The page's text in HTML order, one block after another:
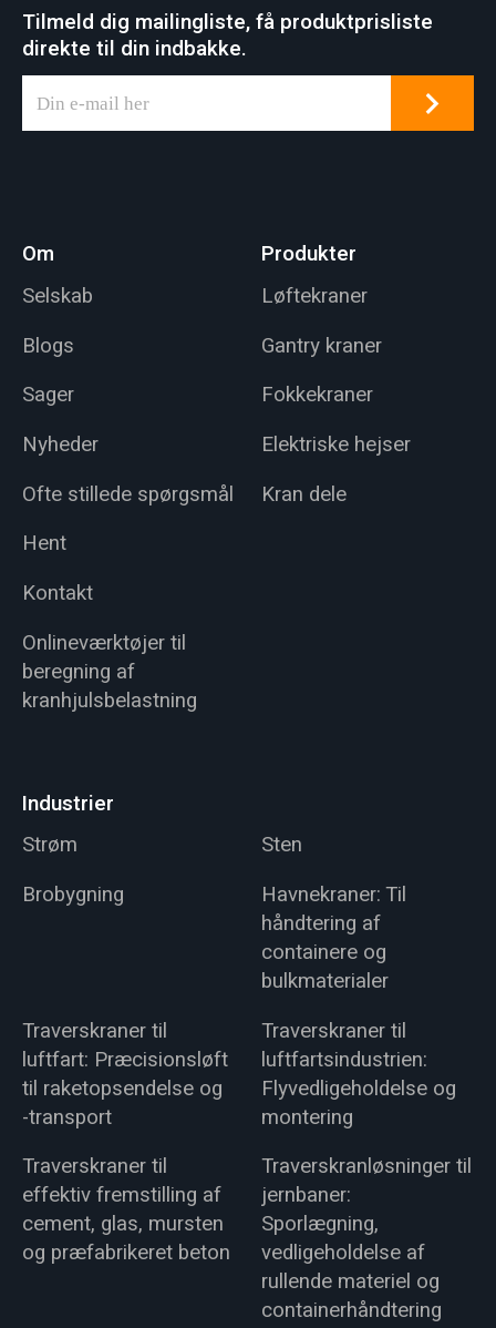
Tilmeld dig mailingliste, få produktprisliste
direkte til din indbakke.
Om
Selskab
Blogs
Sager
Nyheder
Ofte stillede spørgsmål
Hent
Kontakt
Onlineværktøjer til
beregning af
kranhjulsbelastning
Produkter
Løftekraner
Gantry kraner
Fokkekraner
Elektriske hejser
Kran dele
Industrier
Strøm
Sten
Brobygning
Havnekraner: Til
håndtering af
containere og
bulkmaterialer
Traverskraner til
luftfart: Præcisionsløft
til raketopsendelse og
-transport
Traverskraner til
luftfartsindustrien:
Flyvedligeholdelse og
montering
Traverskraner til
effektiv fremstilling af
cement, glas, mursten
og præfabrikeret beton
Traverskranløsninger til
jernbaner:
Sporlægning,
vedligeholdelse af
rullende materiel og
containerhåndtering